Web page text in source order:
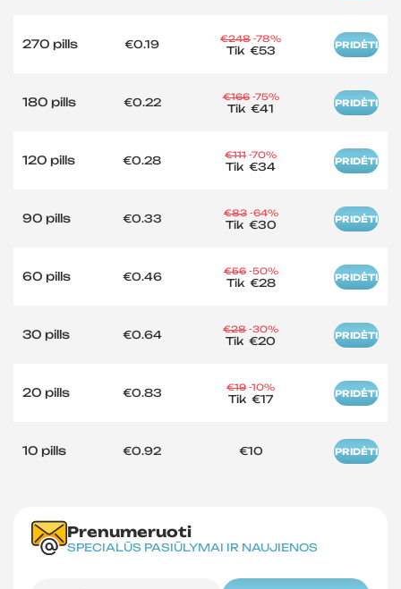
270 pills €0.19 €248 -78%
Tik €53 PRIDĖTI
180 pills €0.22 €166 -75%
Tik€41 PRIDĖTI
120 pills €0.28 €111 -70%
Tik€34 PRIDĖTI
90 pills €0.33 €83 -64%
Tik €30 PRIDĖTI
60 pills €0.46 €56 -50%
Tik €28 PRIDĖTI
30 pills €0.64 €28 -30%
Tik€20 PRIDĖTI
20 pills €0.83 €19 -10%
Tik€17 PRIDĖTI
10 pills €0.92 €10 PRIDĖTI
Prenumeruoti
SPECIALŪS PASIŪLYMAI IR NAUJIENOS